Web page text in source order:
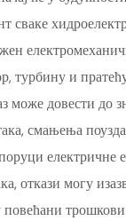
сваке
турбину и
може довести до
смањења
електричне
откази могу
повећани